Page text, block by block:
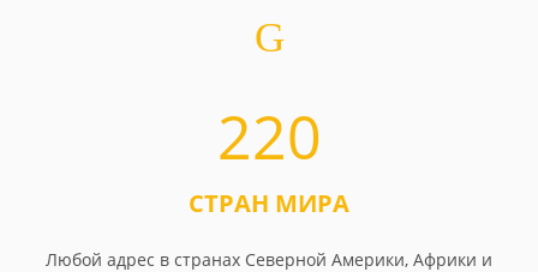
220
СТРАН МИРА
Любой адрес в странах Северной Америки, Африки и